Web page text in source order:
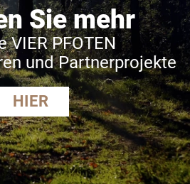
Sie mehr
VIER PFOTEN
und Partnerprojekte
HIER